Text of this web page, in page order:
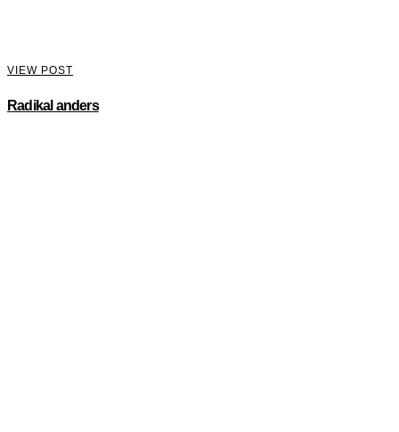
VIEW POST
Radikal anders